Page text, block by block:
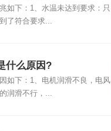
如下：1、水温未达到要求：只
了符合要求...
什么原因?
如下：1、电机润滑不良，电风
润滑不行，...